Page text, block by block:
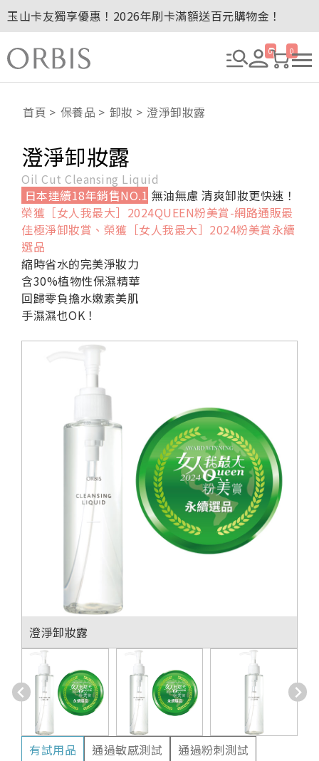
玉山卡友獨享優惠！2026年刷卡滿額送百元購物金！
2027年清新會員募集開跑！
全新回饋！聯邦卡友刷卡滿額送百元購物金！
贈品贈畢公告：ORBIS大理石紋午茶杯
贈品贈畢公告：ORBIS針織手提袋
0 0
首頁 保養品 卸妝 澄淨卸妝露
澄淨卸妝露
Oil Cut Cleansing Liquid
日本連續18年銷售NO.1 無油無慮 清爽卸妝更快速！
榮獲［女人我最大］2024QUEEN粉美賞-網路通販最
佳極淨卸妝賞、榮獲［女人我最大］2024粉美賞永續
選品
縮時省水的完美淨妝力
含30%植物性保濕精華
回歸零負擔水嫩素美肌
手濕濕也OK！
澄淨卸妝露
有試用品 通過敏感測試
通過粉刺測試